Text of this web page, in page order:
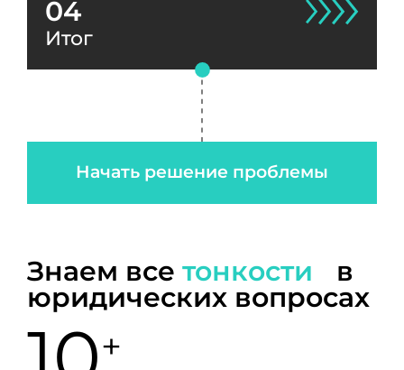
04
Итог
Начать решение проблемы
Знаем все тонкости в
юридических вопросах
+